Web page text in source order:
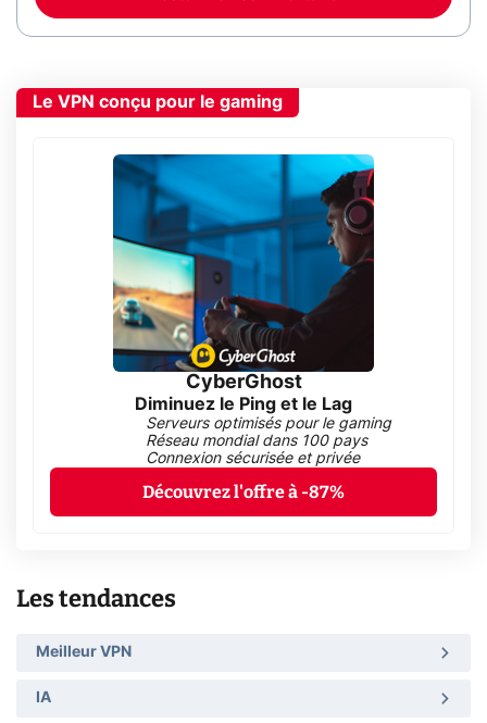
Le VPN conçu pour le gaming
CyberGhost
Diminuez le Ping et le Lag
Serveurs optimisés pour le gaming
Réseau mondial dans 100 pays
Connexion sécurisée et privée
Découvrez l'offre à -87%
Les tendances
Meilleur VPN
IA